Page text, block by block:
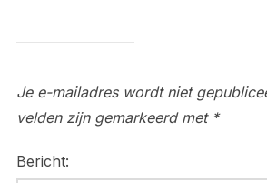
Je e-mailadres wordt niet
velden zijn gemarkeerd met *
Bericht: